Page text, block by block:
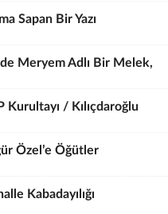
Sapan Bir Yazı
Meryem Adlı Bir Melek,
Kurultayı / Kılıçdaroğlu
Özel’e Öğütler
Kabadayılığı